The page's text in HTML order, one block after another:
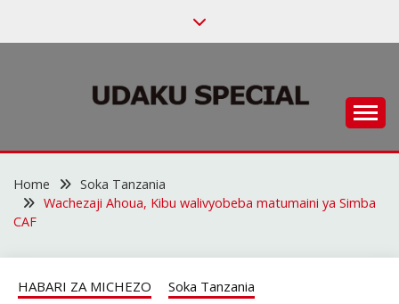
UDAKU SPECIAL
Home
Soka Tanzania
Wachezaji Ahoua, Kibu walivyobeba matumaini ya Simba
CAF
HABARI ZA MICHEZO Soka Tanzania